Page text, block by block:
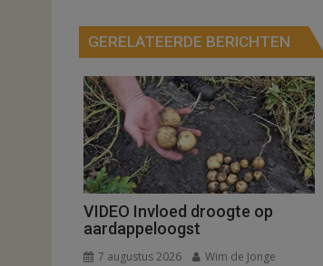
GERELATEERDE BERICHTEN
VIDEO Invloed droogte op
aardappeloogst
7 augustus 2026 Wim de Jonge